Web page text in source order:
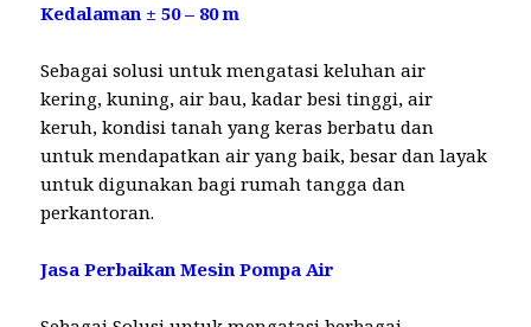
Kedalaman ± 50 – 80 m
Sebagai solusi untuk mengatasi keluhan air
kering, kuning, air bau, kadar besi tinggi, air
keruh, kondisi tanah yang keras berbatu dan
untuk mendapatkan air yang baik, besar dan layak
untuk digunakan bagi rumah tangga dan
perkantoran.
Jasa Perbaikan Mesin Pompa Air